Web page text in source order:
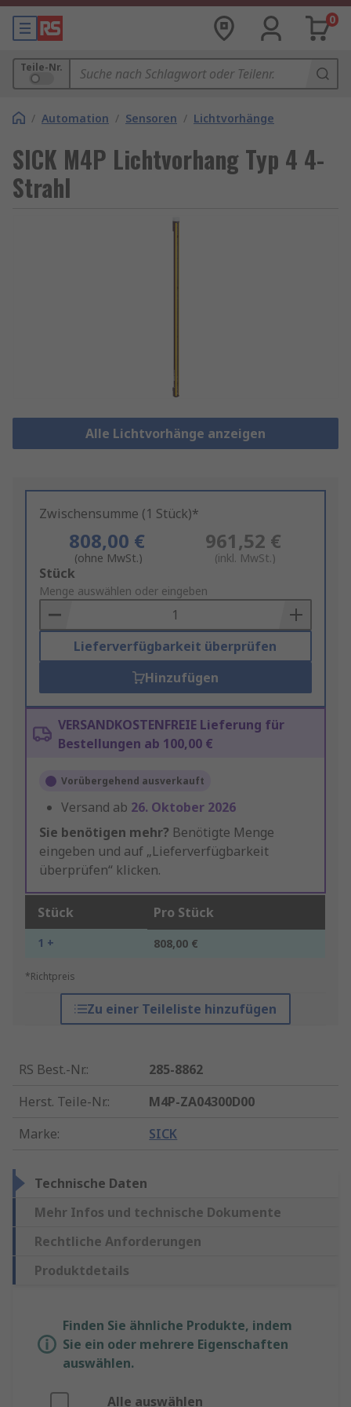
0
Teile-Nr.
/ Automation / Sensoren / Lichtvorhänge
SICK M4P Lichtvorhang Typ 4 4-
Strahl
Alle Lichtvorhänge anzeigen
Zwischensumme (1 Stück)*
808,00 €
(ohne MwSt.)
961,52 €
(inkl. MwSt.)
Add
to
Basket
Stück
Menge auswählen oder eingeben
Lieferverfügbarkeit überprüfen
Hinzufügen
VERSANDKOSTENFREIE Lieferung für
Bestellungen ab 100,00 €
Vorübergehend ausverkauft
Versand ab 26. Oktober 2026
Sie benötigen mehr? Benötigte Menge
eingeben und auf „Lieferverfügbarkeit
überprüfen“ klicken.
Stück Pro Stück
1 + 808,00 €
*Richtpreis
Zu einer Teileliste hinzufügen
RS Best.-Nr.:
285-8862
Herst. Teile-Nr.:
M4P-ZA04300D00
Marke: SICK
Technische Daten
Mehr Infos und technische Dokumente
Rechtliche Anforderungen
Produktdetails
Finden Sie ähnliche Produkte, indem
Sie ein oder mehrere Eigenschaften
auswählen.
Alle auswählen